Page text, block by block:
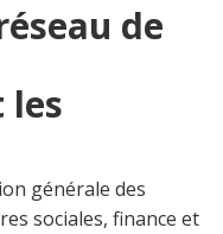
de
les
générale des
sociales, finance et